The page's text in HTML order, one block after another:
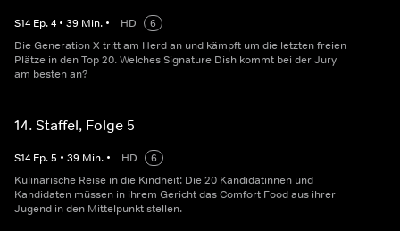
S14 Ep.4 • 39 Min. • HD
6
Die Generation X tritt am Herd an und kämpft um die letzten freien
Plätze in den Top 20. Welches Signature Dish kommt bei der Jury
am besten an?
14. Staffel, Folge 5
S14 Ep.5 • 39 Min. • HD
6
Kulinarische Reise in die Kindheit: Die 20 Kandidatinnen und
Kandidaten müssen in ihrem Gericht das Comfort Food aus ihrer
Jugend in den Mittelpunkt stellen.